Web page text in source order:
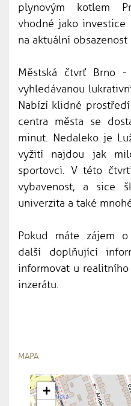
plynovým kotlem
vhodné jako
na aktuální
Městská čtvrť Brno
vyhledávanou
Nabízí klidné
centra města se
minut. Nedaleko je
vyžití najdou jak
sportovci. V této
vybavenost, a sice
univerzita a také
Pokud máte zájem
další doplňující
informovat u
inzerátu.
MAPA
+